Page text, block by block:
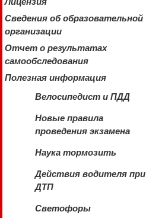
Сведения об образовательной
организации
Отчет о результатах
самообследования
Полезная информация
Велосипедист и ПДД
Новые правила
проведения экзамена
Наука тормозить
Действия водителя при
ДТП
Светофоры